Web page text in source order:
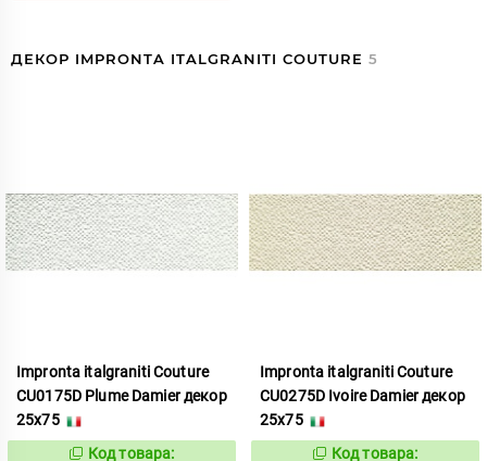
ДЕКОР IMPRONTA ITALGRANITI COUTURE 5
Impronta italgraniti Couture
CU0175D Plume Damier декор
25x75
Код товара:
Impronta italgraniti Couture
CU0275D Ivoire Damier декор
25x75
Код товара: